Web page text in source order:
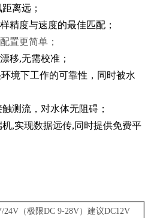
离远；
精度与速度的最佳匹配；
置更简单；
移,无需校准；
境下工作的可靠性，同时被水
测流，对水体无阻碍；
,实现数据远传,同时提供免费平
24V（极限DC 9-28V）建议DC12V